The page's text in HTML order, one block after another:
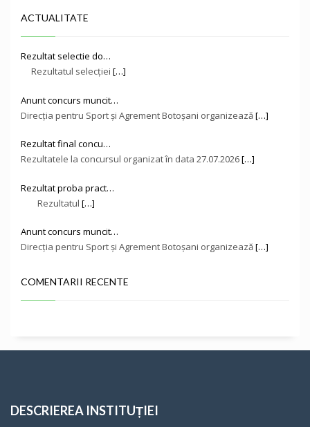
ACTUALITATE
Rezultat selectie do…
Rezultatul selecției […]
Anunt concurs muncit…
Direcţia pentru Sport și Agrement Botoşani organizează[…]
Rezultat final concu…
Rezultatele la concursul organizat în data 27.07.2026[…]
Rezultat proba pract…
Rezultatul […]
Anunt concurs muncit…
Direcţia pentru Sport și Agrement Botoşani organizează[…]
COMENTARII RECENTE
DESCRIEREA INSTITUȚIEI